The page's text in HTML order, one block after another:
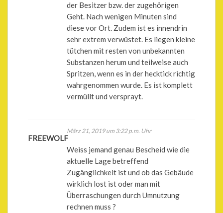
der Besitzer bzw. der zugehörigen
Geht. Nach wenigen Minuten sind
diese vor Ort. Zudem ist es innendrin
sehr extrem verwüstet. Es liegen kleine
tütchen mit resten von unbekannten
Substanzen herum und teilweise auch
Spritzen, wenn es in der hecktick richtig
wahrgenommen wurde. Es ist komplett
vermüllt und versprayt.
FREEWOLF
März 21, 2019 um 3:22 p.m. Uhr
Weiss jemand genau Bescheid wie die
aktuelle Lage betreffend
Zugänglichkeit ist und ob das Gebäude
wirklich lost ist oder man mit
Überraschungen durch Umnutzung
rechnen muss ?